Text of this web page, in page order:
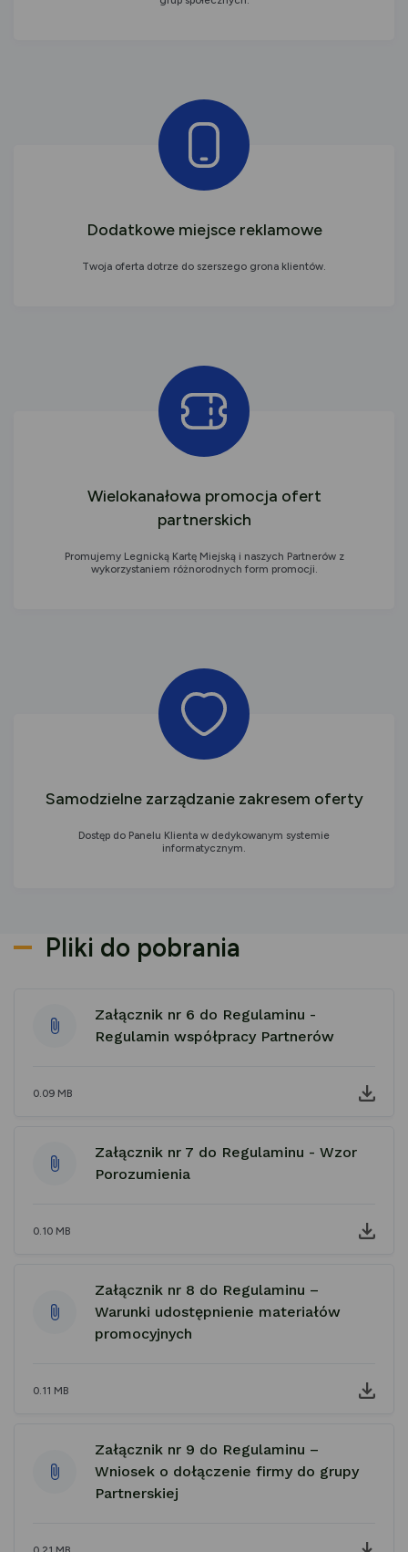
Dodatkowe miejsce reklamowe
Twoja oferta dotrze do szerszego grona klientów.
Wielokanałowa promocja ofert
partnerskich
Promujemy Legnicką Kartę Miejską i naszych Partnerów z
wykorzystaniem różnorodnych form promocji.
Samodzielne zarządzanie zakresem oferty
Dostęp do Panelu Klienta w dedykowanym systemie
informatycznym.
Pliki do pobrania
Załącznik nr 6 do Regulaminu -
Regulamin współpracy Partnerów
0.09 MB
Załącznik nr 7 do Regulaminu - Wzor
Porozumienia
0.10 MB
Załącznik nr 8 do Regulaminu –
Warunki udostępnienie materiałów
promocyjnych
0.11 MB
Załącznik nr 9 do Regulaminu –
Wniosek o dołączenie firmy do grupy
Partnerskiej